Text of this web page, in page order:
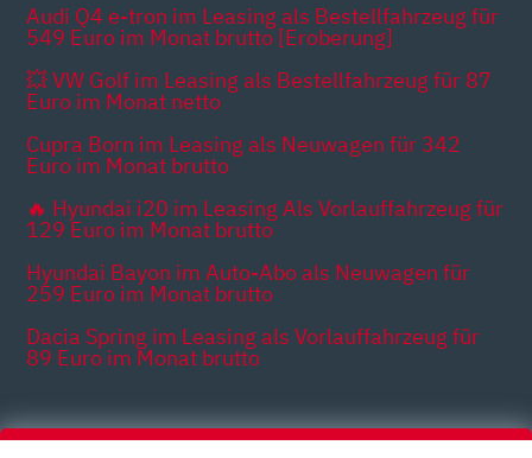
Audi Q4 e-tron im Leasing als Bestellfahrzeug für
549 Euro im Monat brutto [Eroberung]
💥 VW Golf im Leasing als Bestellfahrzeug für 87
Euro im Monat netto
Cupra Born im Leasing als Neuwagen für 342
Euro im Monat brutto
🔥 Hyundai i20 im Leasing Als Vorlauffahrzeug für
129 Euro im Monat brutto
Hyundai Bayon im Auto-Abo als Neuwagen für
259 Euro im Monat brutto
Dacia Spring im Leasing als Vorlauffahrzeug für
89 Euro im Monat brutto